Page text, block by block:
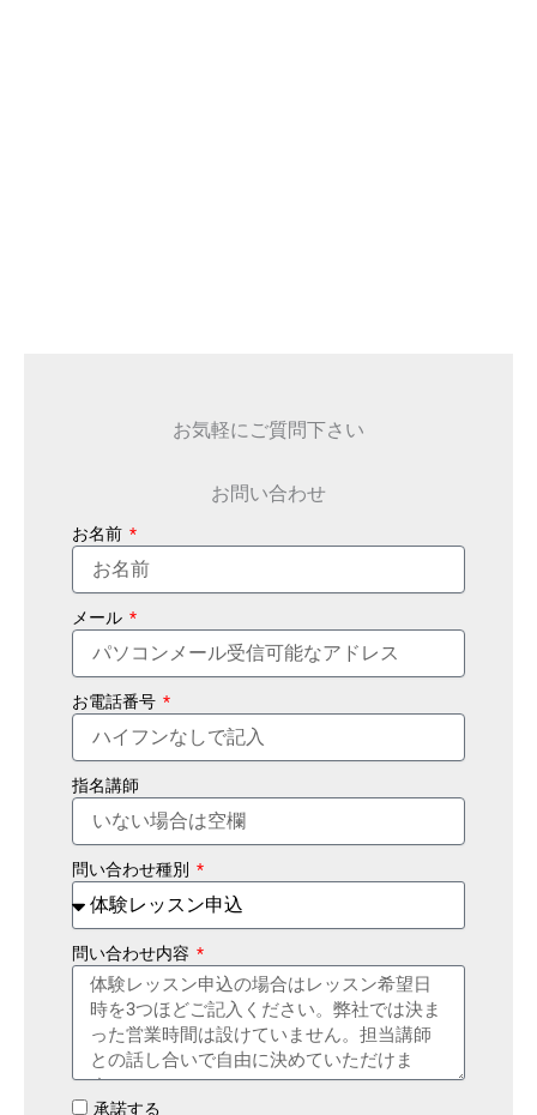
お気軽にご質問下さい
お問い合わせ
お名前
メール
お電話番号
指名講師
問い合わせ種別
問い合わせ内容
承諾する